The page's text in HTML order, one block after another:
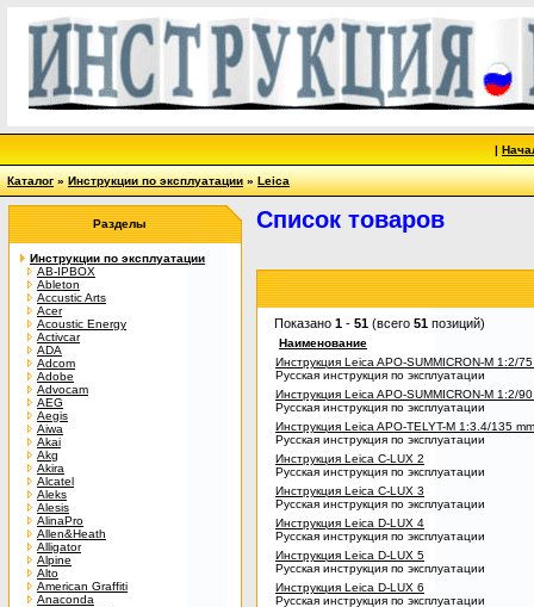
|
Каталог»Инструкции по эксплуатации»Leica
Разделы
Инструкции по эксплуатации
AB-IPBOX
Ableton
Accustic Arts
Acer
Acoustic Energy
Activcar
ADA
Adcom
Adobe
Advocam
AEG
Aegis
Aiwa
Akai
Akg
Akira
Alcatel
Aleks
Alesis
AlinaPro
Allen&Heath
Alligator
Alpine
Alto
American Graffiti
Anaconda
Список товаров
Показано 1 - 51 (всего 51 позиций)
Наименование
Инструкция Leica APO-SUMMICRON-M 1:2/
Русская инструкция по эксплуатации
Инструкция Leica APO-SUMMICRON-M 1:2/
Русская инструкция по эксплуатации
Инструкция Leica APO-TELYT-M 1:3.4/135 mm
Русская инструкция по эксплуатации
Инструкция Leica C-LUX 2
Русская инструкция по эксплуатации
Инструкция Leica C-LUX 3
Русская инструкция по эксплуатации
Инструкция Leica D-LUX 4
Русская инструкция по эксплуатации
Инструкция Leica D-LUX 5
Русская инструкция по эксплуатации
Инструкция Leica D-LUX 6
Русская инструкция по эксплуатации